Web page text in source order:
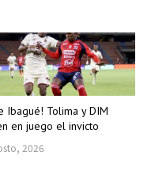
Ibagué! Tolima y DIM
en juego el invicto
2026